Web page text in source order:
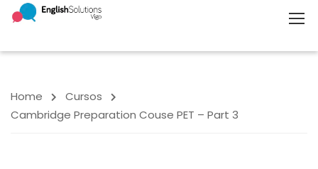
Home
Cursos
Cambridge Preparation Couse PET – Part 3